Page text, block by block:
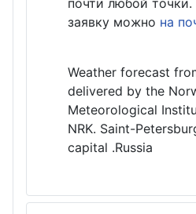
заявку можно на
Weather forecast
delivered by the
Meteorological
NRK. Saint-
capital .Russia